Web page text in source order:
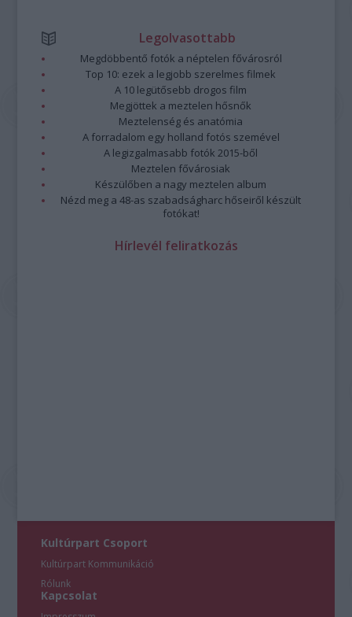
Legolvasottabb
Megdöbbentő fotók a néptelen fővárosról
Top 10: ezek a legjobb szerelmes filmek
A 10 legütősebb drogos film
Megjöttek a meztelen hősnők
Meztelenség és anatómia
A forradalom egy holland fotós szemével
A legizgalmasabb fotók 2015-ből
Meztelen fővárosiak
Készülőben a nagy meztelen album
Nézd meg a 48-as szabadságharc hőseiről készült
fotókat!
Hírlevél feliratkozás
Kultúrpart Csoport
Kultúrpart Kommunikáció
Rólunk
Kapcsolat